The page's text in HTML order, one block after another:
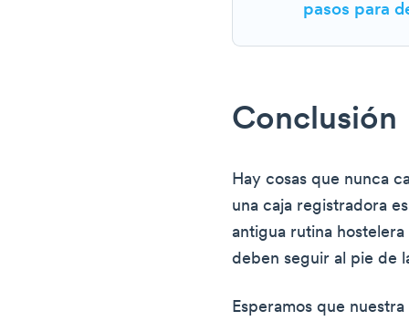
pasos para
Conclusión
Hay cosas que nunca
una caja registradora
antigua rutina
deben seguir al pie de
Esperamos que